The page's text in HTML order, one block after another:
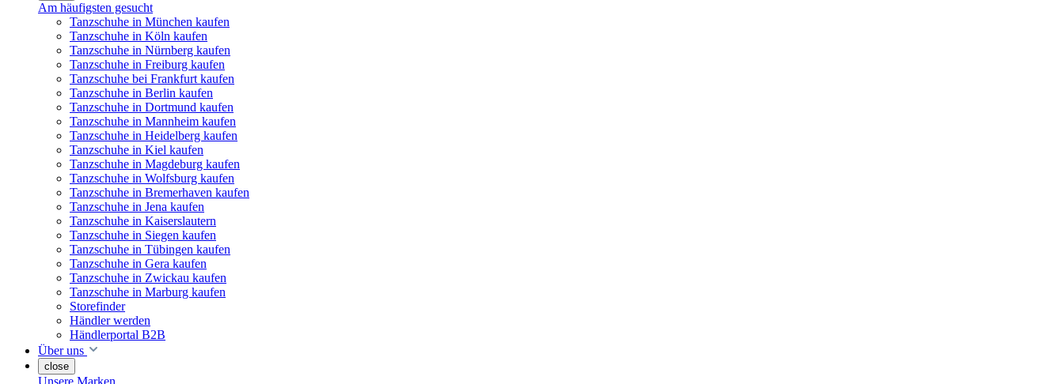
Am häufigsten gesucht
Tanzschuhe in München kaufen
Tanzschuhe in Köln kaufen
Tanzschuhe in Nürnberg kaufen
Tanzschuhe in Freiburg kaufen
Tanzschuhe bei Frankfurt kaufen
Tanzschuhe in Berlin kaufen
Tanzschuhe in Dortmund kaufen
Tanzschuhe in Mannheim kaufen
Tanzschuhe in Heidelberg kaufen
Tanzschuhe in Kiel kaufen
Tanzschuhe in Magdeburg kaufen
Tanzschuhe in Wolfsburg kaufen
Tanzschuhe in Bremerhaven kaufen
Tanzschuhe in Jena kaufen
Tanzschuhe in Kaiserslautern
Tanzschuhe in Siegen kaufen
Tanzschuhe in Tübingen kaufen
Tanzschuhe in Gera kaufen
Tanzschuhe in Zwickau kaufen
Tanzschuhe in Marburg kaufen
Storefinder
Händler werden
Händlerportal B2B
Über uns
close
Unsere Marken